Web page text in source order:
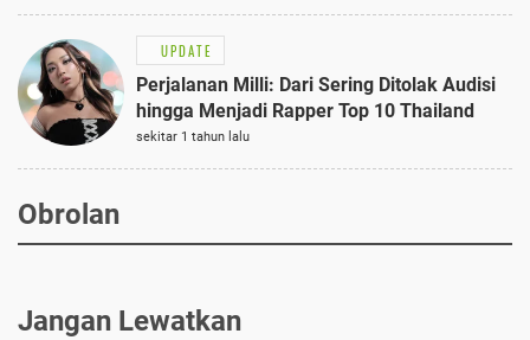
UPDATE
Perjalanan Milli: Dari Sering Ditolak Audisi
hingga Menjadi Rapper Top 10 Thailand
sekitar 1 tahun lalu
Obrolan
Jangan Lewatkan